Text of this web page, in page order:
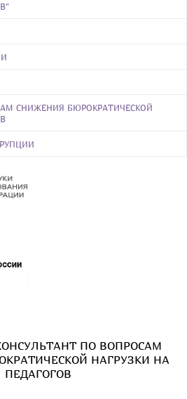
СНИЖЕНИЯ БЮРОКРАТИЧЕСКОЙ
ПО ВОПРОСАМ
НАГРУЗКИ НА
ПЕДАГОГОВ